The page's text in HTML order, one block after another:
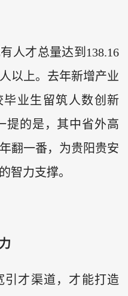
人才总量达到138.16
以上。去年新增产业
毕业生留筑人数创新
提的是，其中省外高
翻一番，为贵阳贵安
智力支撑。
引才渠道，才能打造